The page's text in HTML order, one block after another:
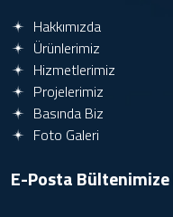
Hakkımızda
Ürünlerimiz
Hizmetlerimiz
Projelerimiz
Basında Biz
Foto Galeri
E-Posta Bültenimize